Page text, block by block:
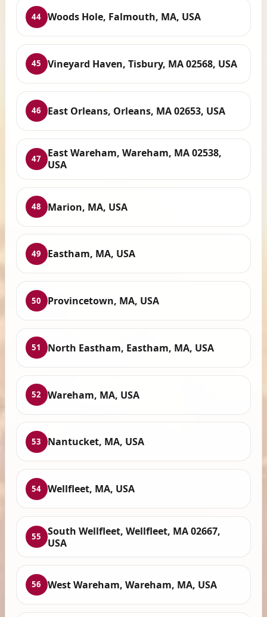
44 Woods Hole, Falmouth, MA, USA
45 Vineyard Haven, Tisbury, MA 02568, USA
46 East Orleans, Orleans, MA 02653, USA
47
East Wareham, Wareham, MA 02538,
USA
48 Marion, MA, USA
49 Eastham, MA, USA
50 Provincetown, MA, USA
51 North Eastham, Eastham, MA, USA
52 Wareham, MA, USA
53 Nantucket, MA, USA
54 Wellfleet, MA, USA
55
South Wellfleet, Wellfleet, MA 02667,
USA
56 West Wareham, Wareham, MA, USA